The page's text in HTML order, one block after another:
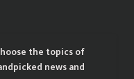
the topics of
news and